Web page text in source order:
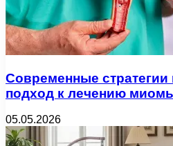
Современные
подход к лечению
05.05.2026